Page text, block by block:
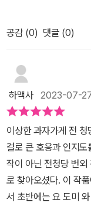
예상치 못한 반전에
요^^;;;​이 이야기 뿐만
심을 부리다 안타까운
말들이 흥미진진했어
은 천국처럼 즐거웠
잠시 등장한 전천당 주
놀이공원 천옥원!​전천
아이들이라면분명 천
수상한 놀이공원 천
관적인 견해로 작성되
마지막에 카이도는
에게 낭만적일지는 모
신비하고 기묘한 이야
도 들었다. ​이야기를
은 기준이 있었다.자
을 놀리는 사람들.자
찾아가 체험 티켓을 나
누군가의 도움으로 탈
좋은 결말을 맞이했다
좋은 일이 생기는 것
들이 벌을 받는 것 같
가 전천당 이야기를 하
을 마쳤고,여자아이
수 없는 말을 합니다.
입장에서 굉장히 섬뜩
며 읽으니까 더 재미
롭게 읽었어요지옥에
인공 신지였어요타는
별한 상품을 제공한다
주어진 신지는 기뻤지
스러운 순간이 다가왔
젓기 시작했거든오그
하나만 고를 수 있는
한번 체험을 하다보면
로..​전천당 번외편이
내내 내가 놀이공원에
에서 운영하는 놀이
터, 중독팝콘, 바이바
흔히 볼 수 있는 놀이
발을 들여놓지 않는
구에는 어마어마한 결
이브를 갈 생각에 마
소되자 화가 난다. 이
고 머리에 쓰고 있던
공감 (0) 댓글 (0)
하맥사 2023-07-
이상한 과자가게 전 청
컬로 큰 호응과 인지
작이 아닌 전청당 번
로 찾아오셨다. 이 작
서 초반에는 요 도미